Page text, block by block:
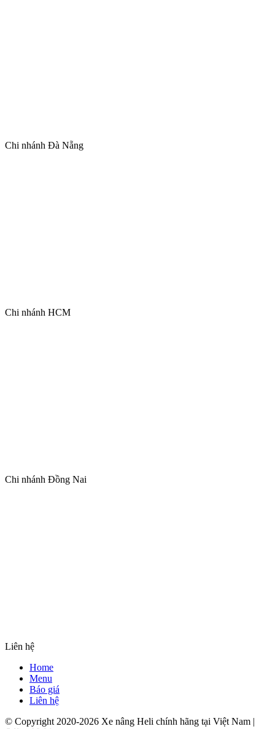
Chi nhánh Đà Nẵng
Chi nhánh HCM
Chi nhánh Đồng Nai
Liên hệ
Home
Menu
Báo giá
Liên hệ
© Copyright 2020-2026 Xe nâng Heli chính hãng tại Việt Nam |